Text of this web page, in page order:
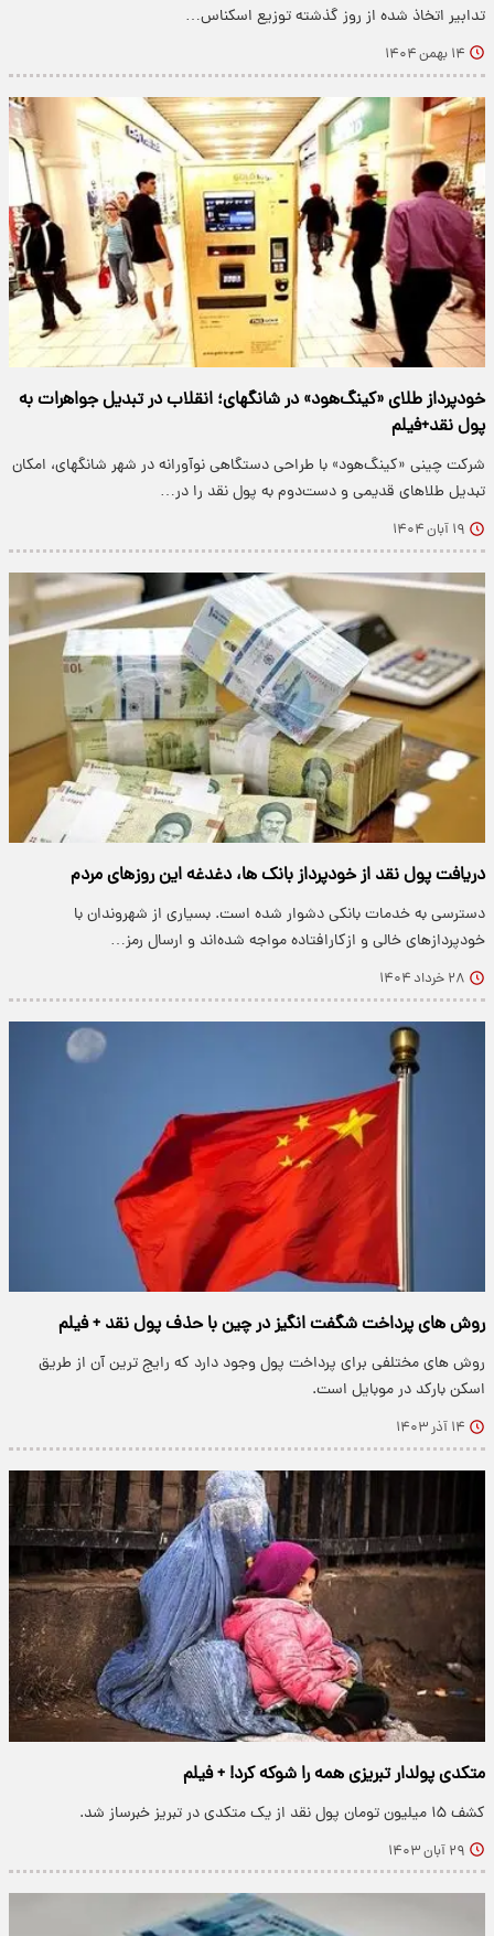
تدابیر اتخاذ شده از روز گذشته توزیع اسکناس…
۱۴ بهمن ۱۴۰۴
خودپرداز طلای «کینگ‌هود» در شانگهای؛ انقلاب در تبدیل جواهرات به
پول نقد+فیلم
شرکت چینی «کینگ‌هود» با طراحی دستگاهی نوآورانه در شهر شانگهای، امکان
تبدیل طلاهای قدیمی و دست‌دوم به پول نقد را در…
۱۹ آبان ۱۴۰۴
دریافت پول نقد از خودپرداز بانک ها، دغدغه این روزهای مردم
دسترسی به خدمات بانکی دشوار شده است. بسیاری از شهروندان با
خودپردازهای خالی و ازکارافتاده مواجه شده‌اند و ارسال رمز…
۲۸ خرداد ۱۴۰۴
روش های پرداخت شگفت انگیز در چین با حذف پول نقد + فیلم
روش های مختلفی برای پرداخت پول وجود دارد که رایج ترین آن از طریق
اسکن بارکد در موبایل است.
۱۴ آذر ۱۴۰۳
متکدی پولدار تبریزی همه را شوکه کرد! + فیلم
کشف ۱۵ میلیون تومان پول نقد از یک متکدی در تبریز خبرساز شد.
۲۹ آبان ۱۴۰۳